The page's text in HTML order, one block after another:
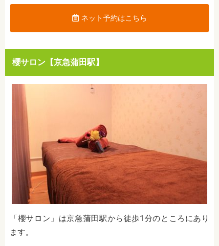
ネット予約はこちら
櫻サロン【京急蒲田駅】
「櫻サロン」は京急蒲田駅から徒歩1分のところにあり
ます。